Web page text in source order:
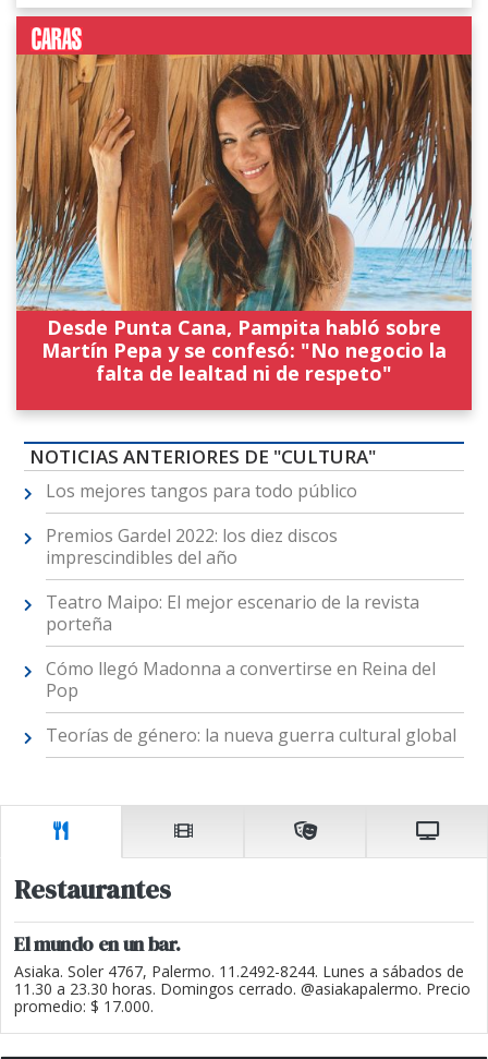
Desde Punta Cana, Pampita habló sobre
Martín Pepa y se confesó: "No negocio la
falta de lealtad ni de respeto"
NOTICIAS ANTERIORES DE "CULTURA"
Los mejores tangos para todo público
Premios Gardel 2022: los diez discos
imprescindibles del año
Teatro Maipo: El mejor escenario de la revista
porteña
Cómo llegó Madonna a convertirse en Reina del
Pop
Teorías de género: la nueva guerra cultural global
Restaurantes
El mundo en un bar.
Asiaka. Soler 4767, Palermo. 11.2492-8244. Lunes a sábados de
11.30 a 23.30 horas. Domingos cerrado. @asiakapalermo. Precio
promedio: $ 17.000.